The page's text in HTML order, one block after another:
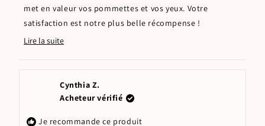
met en valeur vos pommettes et vos yeux. Votre
satisfaction est notre plus belle récompense !
Belle journée,
Lire la suite
more
about
review
reply
Cynthia Z.
Acheteur vérifié
Je recommande ce produit